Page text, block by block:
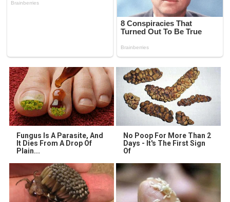
Fungus Is A Parasite, And
It Dies From A Drop Of
Plain...
No Poop For More Than 2
Days - It's The First Sign
Of